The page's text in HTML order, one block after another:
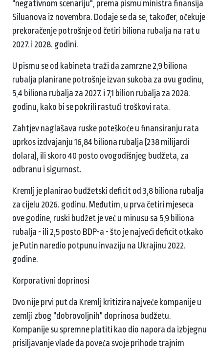
"negativnom scenariju", prema pismu ministra finansija
Siluanova iz novembra. Dodaje se da se, također, očekuje
prekoračenje potrošnje od četiri biliona rubalja na rat u
2027. i 2028. godini.
U pismu se od kabineta traži da zamrzne 2,9 biliona
rubalja planirane potrošnje izvan sukoba za ovu godinu,
5,4 biliona rubalja za 2027. i 7,1 bilion rubalja za 2028.
godinu, kako bi se pokrili rastući troškovi rata.
Zahtjev naglašava ruske poteškoće u finansiranju rata
uprkos izdvajanju 16,84 biliona rubalja (238 milijardi
dolara), ili skoro 40 posto ovogodišnjeg budžeta, za
odbranu i sigurnost.
Kremlj je planirao budžetski deficit od 3,8 biliona rubalja
za cijelu 2026. godinu. Međutim, u prva četiri mjeseca
ove godine, ruski budžet je već u minusu sa 5,9 biliona
rubalja - ili 2,5 posto BDP-a - što je najveći deficit otkako
je Putin naredio potpunu invaziju na Ukrajinu 2022.
godine.
Korporativni doprinosi
Ovo nije prvi put da Kremlj kritizira najveće kompanije u
zemlji zbog "dobrovoljnih" doprinosa budžetu.
Kompanije su spremne platiti kao dio napora da izbjegnu
prisiljavanje vlade da poveća svoje prihode trajnim